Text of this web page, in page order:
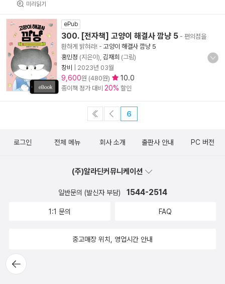
미리읽기
ePub
300. [전자책] 고양이 해결사 깜냥 5 - 편의점을
환하게 밝혀라! - 고양이 해결사 깜냥 5
홍민정 (지은이), 김재희 (그림)
창비
2023년 03월
9,600원 (480원) 10.0
종이책 정가 대비 20% 할인
6
뒤로가
기
로그인 전체 메뉴 회사 소개 출판사 안내 PC 버전
(주)알라딘커뮤니케이션
일반문의 (발신자 부담) 1544-2514
1:1 문의 FAQ
중고매장 위치, 영업시간 안내